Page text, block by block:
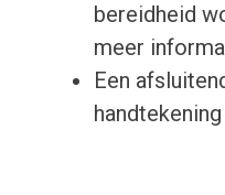
bereidheid
meer
Een
handtekening